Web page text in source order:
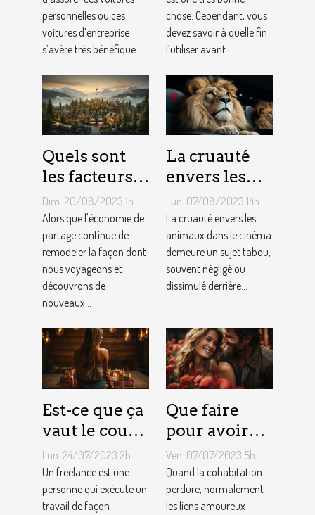
bénéfique ?
personnelles ou ces
voitures d’entreprise
s’avère très bénéfique...
gym ?
chose. Cependant, vous
devez savoir à quelle fin
l’utiliser avant...
Quels sont
les facteurs
qui sous-
tendent la
tarification
des services
de
conciergerie
Dim. 20/08/2023 1h
Alors que l'économie de
partage continue de
remodeler la façon dont
nous voyageons et
découvrons de
nouveaux...
La cruauté
envers les
animaux
dans le
cinéma : un
sujet tabou
Lun. 07/08/2023 14h
La cruauté envers les
animaux dans le cinéma
demeure un sujet tabou,
souvent négligé ou
dissimulé derrière...
Est-ce que ça
vaut le coup
de devenir
indépendant
?
Lun. 24/07/2023 2h
Un freelance est une
personne qui exécute un
travail de façon
Que faire
pour avoir
toujours la
vie rose en
couple ?
Ven. 07/07/2023 5h
Quand la cohabitation
perdure, normalement
les liens amoureux